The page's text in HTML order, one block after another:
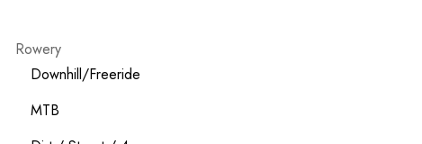
Rowery
Downhill/Freeride
MTB